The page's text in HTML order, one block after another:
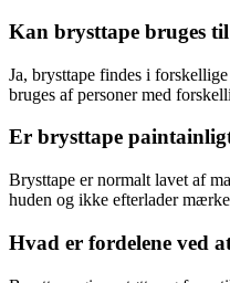
Kan brysttape bruges
Ja, brysttape findes i
bruges af personer med
Er brysttape
Brysttape er normalt lavet af
huden og ikke efterlader
Hvad er fordelene ved